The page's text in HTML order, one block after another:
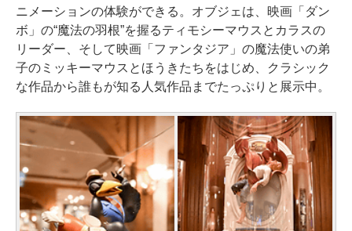
ニメーションの体験ができる。オブジェは、映画「ダン
ボ」の“魔法の羽根”を握るティモシーマウスとカラスの
リーダー、そして映画「ファンタジア」の魔法使いの弟
子のミッキーマウスとほうきたちをはじめ、クラシック
な作品から誰もが知る人気作品までたっぷりと展示中。